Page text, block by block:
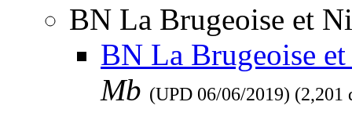
BN La Brugeoise et
BN La Brugeoise
Mb (UPD 06/06/2019) (2,201